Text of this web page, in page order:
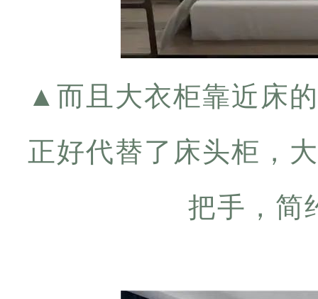
▲ 而且大衣柜靠近床
正好代替了床头柜，
把手，简